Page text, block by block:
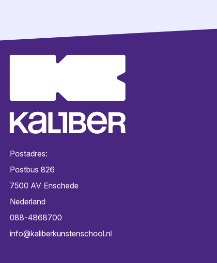
Postadres:
Postbus 826
7500 AV Enschede
Nederland
088-4868700
info@kaliberkunstenschool.nl